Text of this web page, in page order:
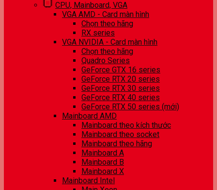
CPU, Mainboard, VGA
VGA AMD - Card màn hình
Chọn theo hãng
RX series
VGA NVIDIA - Card màn hình
Chọn theo hãng
Quadro Series
GeForce GTX 16 series
GeForce RTX 20 series
GeForce RTX 30 series
GeForce RTX 40 series
GeForce RTX 50 series (mới)
Mainboard AMD
Mainboard theo kích thước
Mainboard theo socket
Mainboard theo hãng
Mainboard A
Mainboard B
Mainboard X
Mainboard Intel